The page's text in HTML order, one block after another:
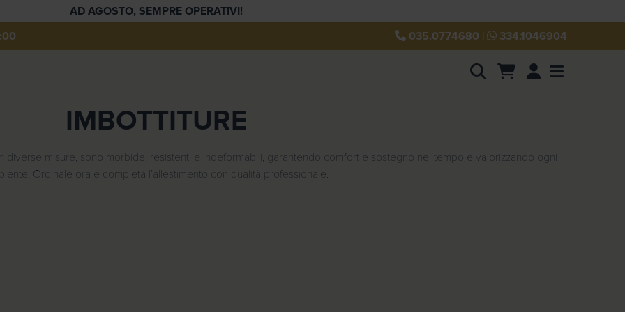
AD AGOSTO, SEMPRE OPERATIVI!
035.0774680 | 334.1046904
AccountMenu
IMBOTTITURE
diverse misure, sono morbide, resistenti e indeformabili, garantendo comfort e sostegno nel tempo e valorizzando ogni
Ordinale ora e completa l’allestimento con qualità professionale.